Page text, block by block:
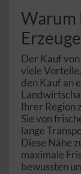
Warum
Der Kauf
viele
den Kauf an
Ihrer Region
Sie von
lange
Diese Nähe
maximale
bewussten